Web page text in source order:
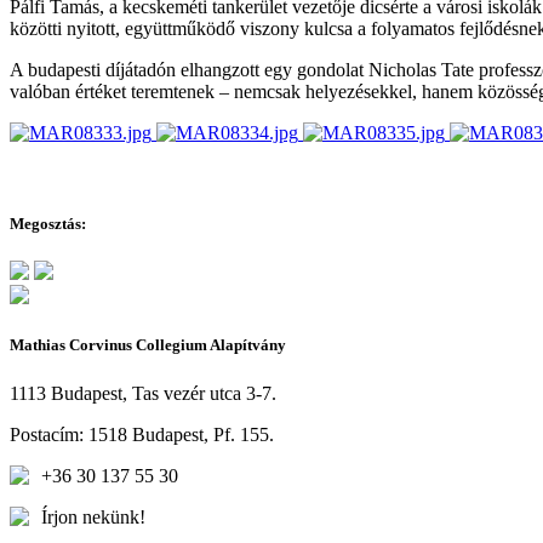
Pálfi Tamás, a kecskeméti tankerület vezetője dicsérte a városi
közötti nyitott, együttműködő viszony kulcsa a folyamatos
A budapesti díjátadón elhangzott egy gondolat Nicholas Tate
valóban értéket teremtenek – nemcsak helyezésekkel, hanem
Megosztás:
Mathias Corvinus Collegium Alapítvány
1113 Budapest, Tas vezér utca 3-7.
Postacím: 1518 Budapest, Pf. 155.
+36 30 137 55 30
Írjon nekünk!